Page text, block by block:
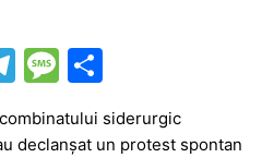
T
el
e
M
s
ar
ta
siderurgic
declanșat un protest spontan